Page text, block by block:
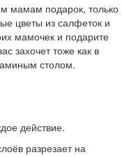
мамам подарок, только
цветы из салфеток и
мамочек и подарите
захочет тоже как в
столом.
действие.
разрезает на